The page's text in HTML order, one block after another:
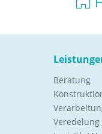
Beratung